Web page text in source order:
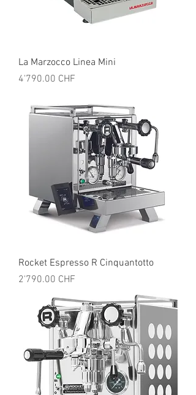
La Marzocco Linea Mini
Prix
4'790.00 CHF
Rocket Espresso R Cinquantotto
Prix
2'790.00 CHF